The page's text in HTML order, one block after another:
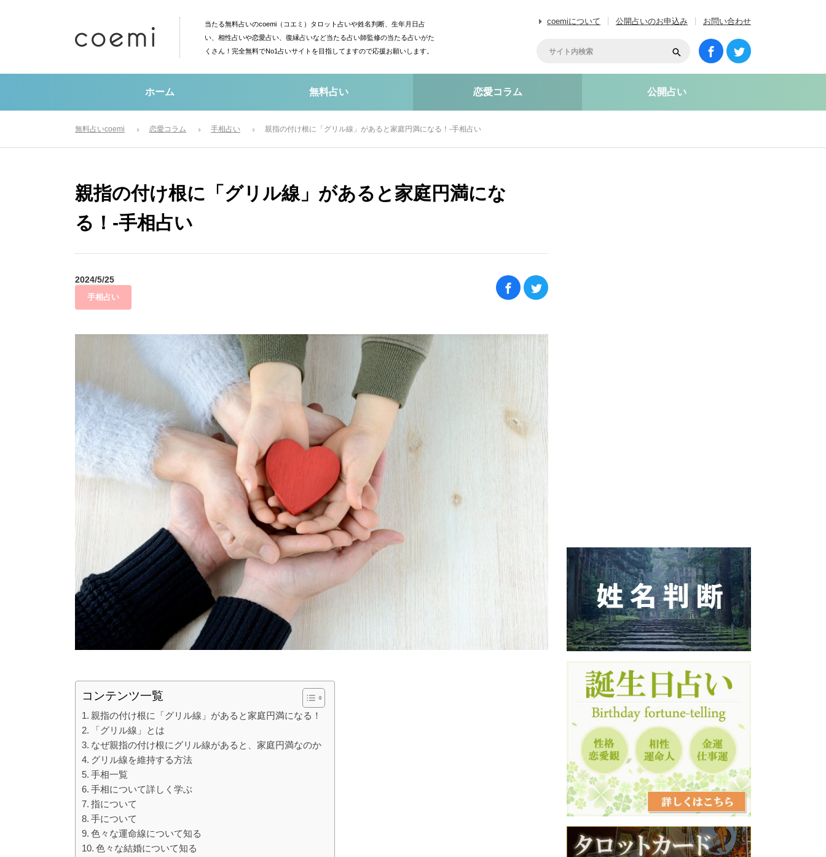
当たる無料占いのcoemi（コエミ）タロット占いや姓名判断、生年月日占
い、相性占いや恋愛占い、復縁占いなど当たる占い師監修の当たる占いがた
くさん！完全無料でNo1占いサイトを目指してますので応援お願いします。
coemiについて 公開占いのお申込み お問い合わせ
ホーム 無料占い 恋愛コラム 公開占い
無料占いcoemi 恋愛コラム 手相占い 親指の付け根に「グリル線」があると家庭円満になる！-手相占い
親指の付け根に「グリル線」があると家庭円満にな
る！-手相占い
2024/5/25
手相占い
コンテンツ一覧
親指の付け根に「グリル線」があると家庭円満になる！
「グリル線」とは
なぜ親指の付け根にグリル線があると、家庭円満なのか
グリル線を維持する方法
手相一覧
手相について詳しく学ぶ
指について
手について
色々な運命線について知る
色々な結婚について知る